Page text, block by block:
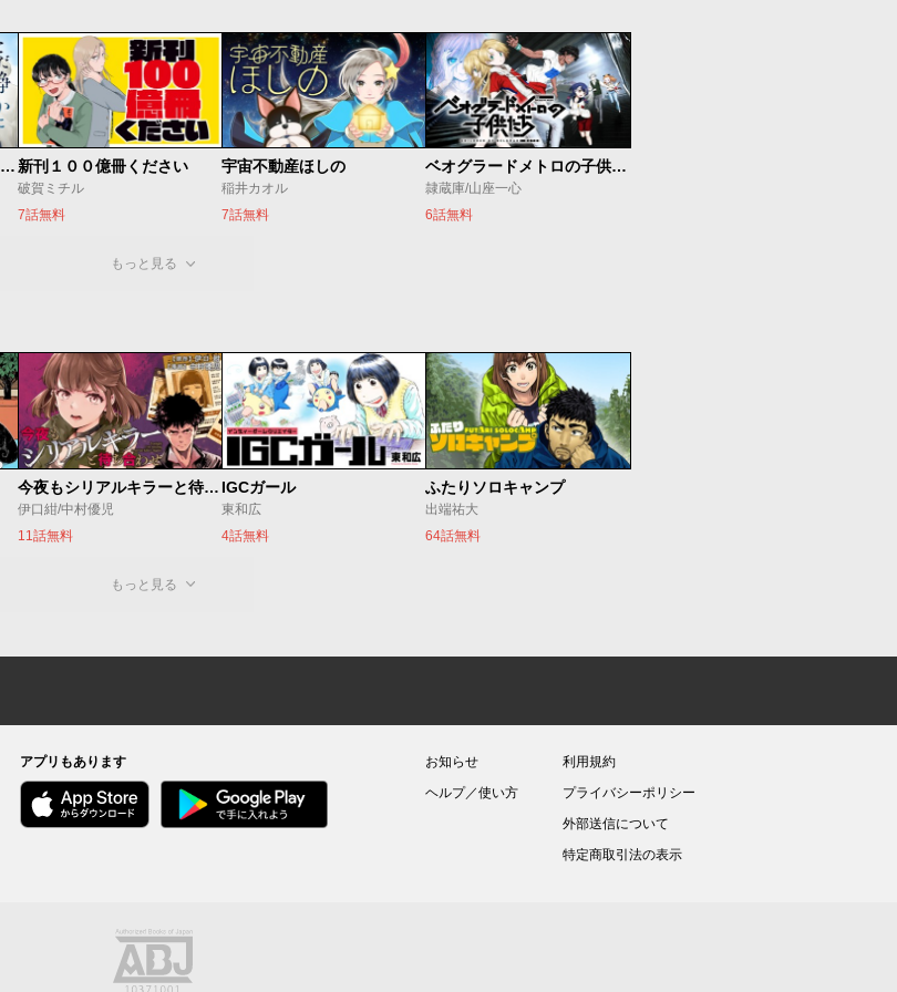
ただ静かに消え去るつもりでした新刊１００億冊ください
破賀ミチル
7話無料
宇宙不動産ほしの
稲井カオル
7話無料
ベオグラードメトロの子供たち
隷蔵庫/山座一心
6話無料
もっと見る
今夜もシリアルキラーと待ち合わせ
伊口紺/中村優児
11話無料
IGCガール
東和広
4話無料
ふたりソロキャンプ
出端祐大
64話無料
もっと見る
アプリもあります
お知らせ
ヘルプ／使い方
利用規約
プライバシーポリシー
外部送信について
特定商取引法の表示